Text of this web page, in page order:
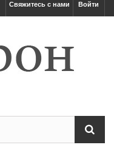
Войти
Свяжитесь с нами